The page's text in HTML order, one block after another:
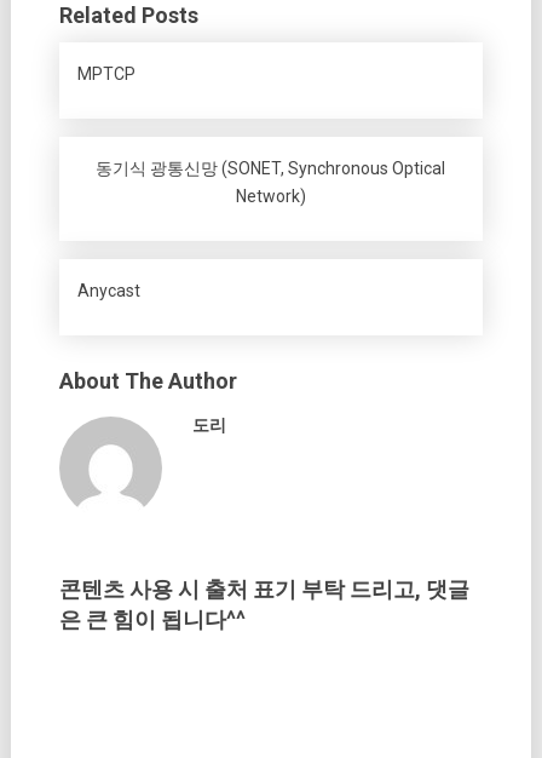
Related Posts
MPTCP
동기식 광통신망 (SONET, Synchronous Optical
Network)
Anycast
About The Author
도리
콘텐츠 사용 시 출처 표기 부탁 드리고, 댓글
은 큰 힘이 됩니다^^